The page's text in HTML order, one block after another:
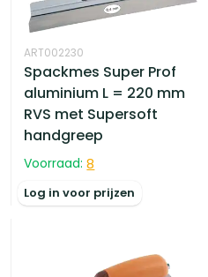
ART002230
Spackmes Super Prof
aluminium L = 220 mm
RVS met Supersoft
handgreep
Voorraad: 8
Log in voor prijzen